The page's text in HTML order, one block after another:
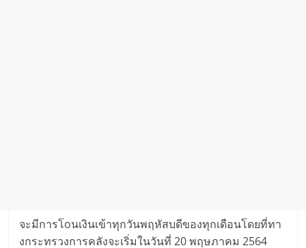
จะ​มีการโoนเงิ​นเข้า​ทุก​วันพฤหัสบดีของทุกเดื​อนโดยที่ทา
งก​ระทร​วงการคลัง​จะเริ่มในวั​นที่ 20 พฤษ​ภาค​ม 2564